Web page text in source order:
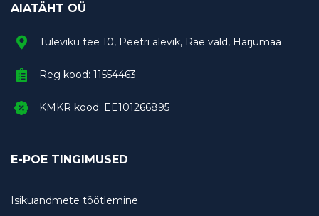
AIATÄHT OÜ
Tuleviku tee 10, Peetri alevik, Rae vald, Harjumaa
Reg kood: 11554463
KMKR kood: EE101266895
E-POE TINGIMUSED
Isikuandmete töötlemine